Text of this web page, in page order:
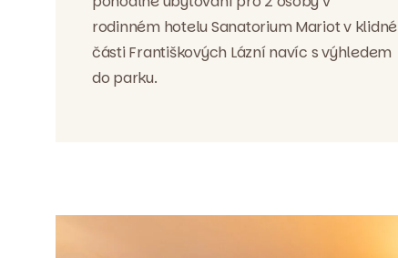
rodinném hotelu Sanatorium Mariot v klidné
části Františkových Lázní navíc s výhledem
do parku.